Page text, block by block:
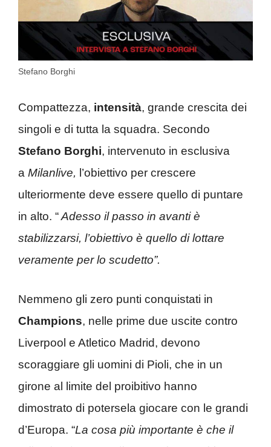
Stefano Borghi
Compattezza, intensità, grande crescita dei
singoli e di tutta la squadra. Secondo
Stefano Borghi, intervenuto in esclusiva
a Milanlive, l’obiettivo per crescere
ulteriormente deve essere quello di puntare
in alto. “Adesso il passo in avanti è
stabilizzarsi, l’obiettivo è quello di lottare
veramente per lo scudetto”.
Nemmeno gli zero punti conquistati in
Champions, nelle prime due uscite contro
Liverpool e Atletico Madrid, devono
scoraggiare gli uomini di Pioli, che in un
girone al limite del proibitivo hanno
dimostrato di potersela giocare con le grandi
d’Europa. “La cosa più importante è che il